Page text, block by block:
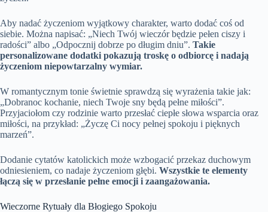
Aby nadać życzeniom wyjątkowy charakter, warto dodać coś od
siebie. Można napisać: „Niech Twój wieczór będzie pełen ciszy i
radości” albo „Odpocznij dobrze po długim dniu”. Takie
personalizowane dodatki pokazują troskę o odbiorcę i nadają
życzeniom niepowtarzalny wymiar.
W romantycznym tonie świetnie sprawdzą się wyrażenia takie jak:
„Dobranoc kochanie, niech Twoje sny będą pełne miłości”.
Przyjaciołom czy rodzinie warto przesłać ciepłe słowa wsparcia oraz
miłości, na przykład: „Życzę Ci nocy pełnej spokoju i pięknych
marzeń”.
Dodanie cytatów katolickich może wzbogacić przekaz duchowym
odniesieniem, co nadaje życzeniom głębi. Wszystkie te elementy
łączą się w przesłanie pełne emocji i zaangażowania.
Wieczorne Rytuały dla Błogiego Spokoju